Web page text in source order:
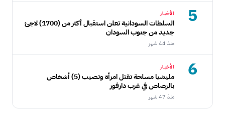
5 الأخبار
السلطات السودانية تعلن استقبال أكثر من (1700) لاجئ
جديد من جنوب السودان
منذ 44 شهر
6 الأخبار
مليشيا مسلحة تقتل امرأة وتصيب (5) أشخاص
بالرصاص في غرب دارفور
منذ 47 شهر